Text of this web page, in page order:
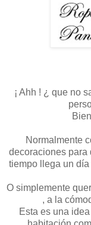
¡ Ahh ! ¿ que no
Normalmente
decoraciones para
tiempo llega un
O simplemente
, a la
Esta es una